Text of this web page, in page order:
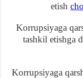
etish
Korrupsiyaga
tashkil etishga
Korrupsiyaga